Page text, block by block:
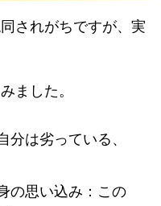
されがちですが、実
ました。
分は劣っている、
の思い込み：この